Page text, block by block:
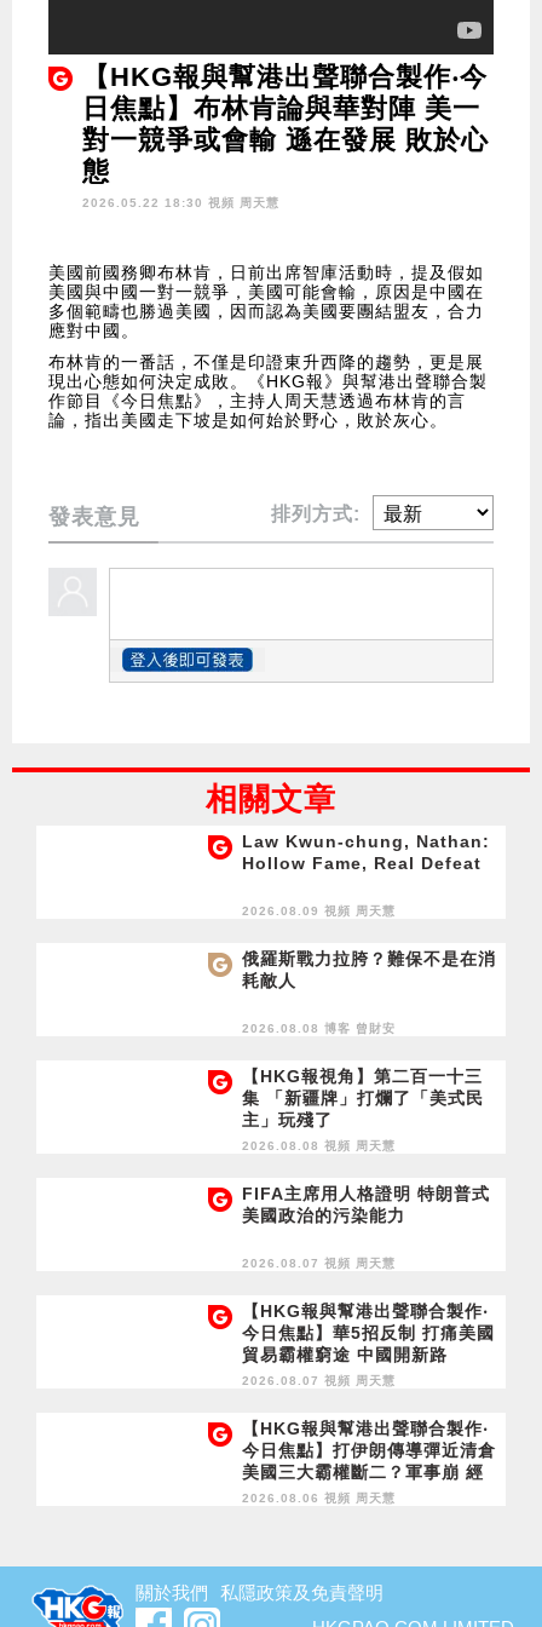
【HKG報與幫港出聲聯合製作‧今
日焦點】布林肯論與華對陣 美一
對一競爭或會輸 遜在發展 敗於心
態
2026.05.22 18:30 視頻 周天慧
美國前國務卿布林肯，日前出席智庫活動時，提及假如
美國與中國一對一競爭，美國可能會輸，原因是中國在
多個範疇也勝過美國，因而認為美國要團結盟友，合力
應對中國。
布林肯的一番話，不僅是印證東升西降的趨勢，更是展
現出心態如何決定成敗。《HKG報》與幫港出聲聯合製
作節目《今日焦點》，主持人周天慧透過布林肯的言
論，指出美國走下坡是如何始於野心，敗於灰心。
發表意見 排列方式:
相關文章
Law Kwun-chung, Nathan:
Hollow Fame, Real Defeat
2026.08.09 視頻 周天慧
俄羅斯戰力拉胯？難保不是在消
耗敵人
2026.08.08 博客 曾財安
【HKG報視角】第二百一十三
集 「新疆牌」打爛了「美式民
主」玩殘了
2026.08.08 視頻 周天慧
FIFA主席用人格證明 特朗普式
美國政治的污染能力
2026.08.07 視頻 周天慧
【HKG報與幫港出聲聯合製作‧
今日焦點】華5招反制 打痛美國
貿易霸權窮途 中國開新路
2026.08.07 視頻 周天慧
【HKG報與幫港出聲聯合製作‧
今日焦點】打伊朗傳導彈近清倉
美國三大霸權斷二？軍事崩 經
濟損
2026.08.06 視頻 周天慧
關於我們
私隱政策及免責聲明